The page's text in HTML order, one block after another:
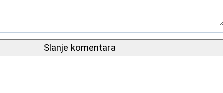
Slanje komentara